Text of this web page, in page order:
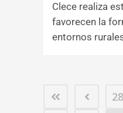
Clece realiza
favorecen la
entornos
28